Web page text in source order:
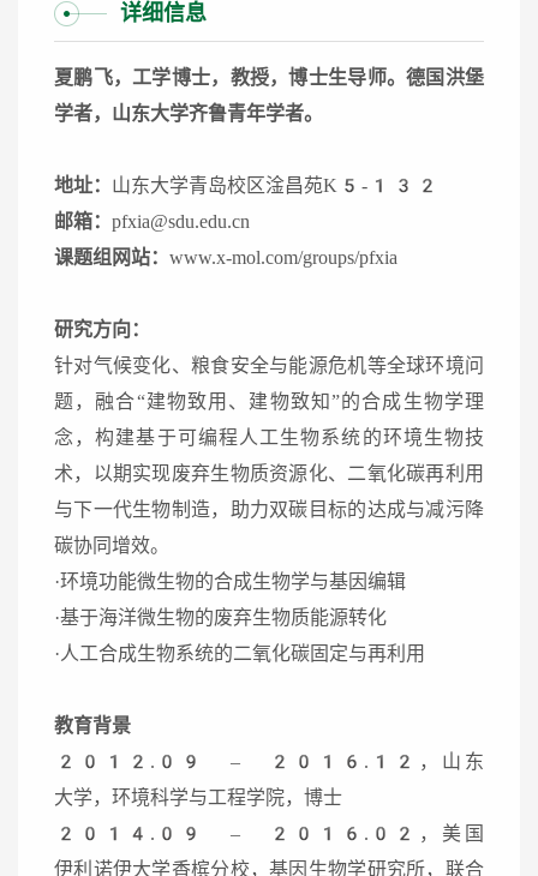
详细信息
夏鹏飞，工学博士，教授，博士生导师。德国洪堡
学者，山东大学齐鲁青年学者。
地址： 山东大学青岛校区淦昌苑K5-132
邮箱： pfxia@sdu.edu.cn
课题组网站： www.x-mol.com/groups/pfxia
研究方向：
针对气候变化、粮食安全与能源危机等全球环境问
题，融合“建物致用、建物致知”的合成生物学理
念，构建基于可编程人工生物系统的环境生物技
术，以期实现废弃生物质资源化、二氧化碳再利用
与下一代生物制造，助力双碳目标的达成与减污降
碳协同增效。
·环境功能微生物的合成生物学与基因编辑
·基于海洋微生物的废弃生物质能源转化
·人工合成生物系统的二氧化碳固定与再利用
教育背景
2012.09 – 2016.12，山东
大学，环境科学与工程学院，博士
2014.09 – 2016.02，美国
伊利诺伊大学香槟分校，基因生物学研究所，联合